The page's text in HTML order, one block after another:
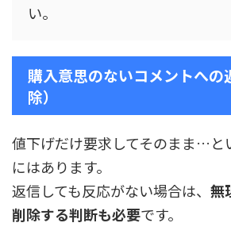
い。
購入意思のないコメントへの
除）
値下げだけ要求してそのまま…と
にはあります。
返信しても反応がない場合は、 無
削除する判断も必要です。